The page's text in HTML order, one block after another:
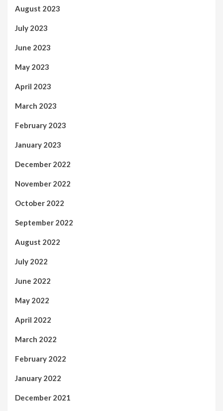
August 2023
July 2023
June 2023
May 2023
April 2023
March 2023
February 2023
January 2023
December 2022
November 2022
October 2022
September 2022
August 2022
July 2022
June 2022
May 2022
April 2022
March 2022
February 2022
January 2022
December 2021